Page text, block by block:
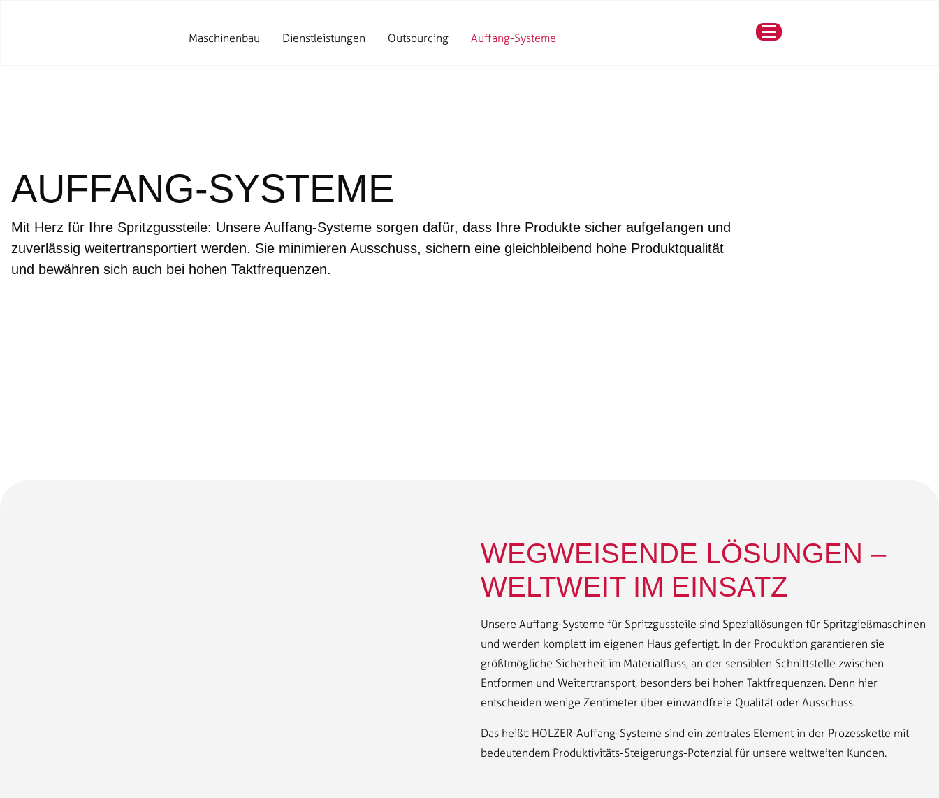
Maschinenbau Dienstleistungen Outsourcing Auffang-Systeme
AUFFANG-SYSTEME
Mit Herz für Ihre Spritzgussteile: Unsere Auffang-Systeme sorgen dafür, dass Ihre Produkte sicher aufgefangen und
zuverlässig weitertransportiert werden. Sie minimieren Ausschuss, sichern eine gleichbleibend hohe Produktqualität
und bewähren sich auch bei hohen Taktfrequenzen.
WEGWEISENDE LÖSUNGEN –
WELTWEIT IM EINSATZ
Unsere Auffang-Systeme für Spritzgussteile sind Speziallösungen für Spritzgießmaschinen
und werden komplett im eigenen Haus gefertigt. In der Produktion garantieren sie
größtmögliche Sicherheit im Materialfluss, an der sensiblen Schnittstelle zwischen
Entformen und Weitertransport, besonders bei hohen Taktfrequenzen. Denn hier
entscheiden wenige Zentimeter über einwandfreie Qualität oder Ausschuss.
Das heißt: HOLZER-Auffang-Systeme sind ein zentrales Element in der Prozesskette mit
bedeutendem Produktivitäts-Steigerungs-Potenzial für unsere weltweiten Kunden.